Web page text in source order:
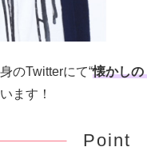
のTwitterにて“懐かしの
ます！
Point